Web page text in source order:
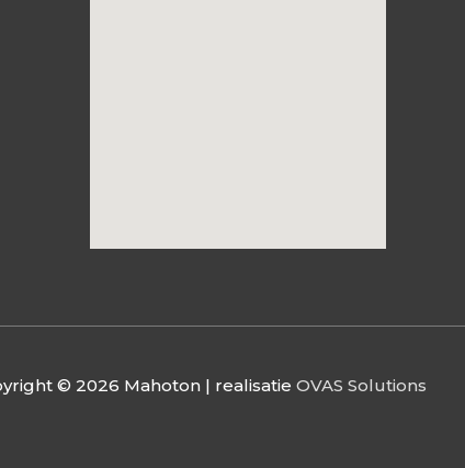
© 2026 Mahoton | realisatie OVAS Solutions